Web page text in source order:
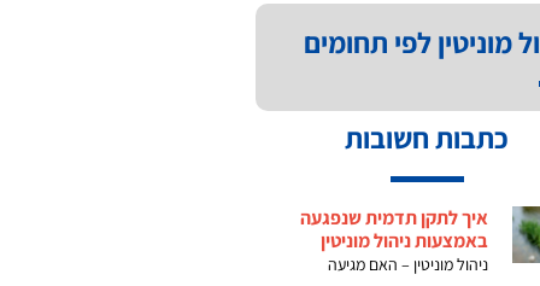
מוניטין לפי תחומים
כתבות חשובות
איך לתקן תדמית שנפגעה
באמצעות ניהול מוניטין
ניהול מוניטין – האם מגיעה